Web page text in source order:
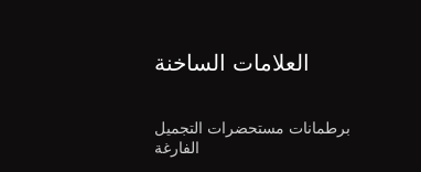
العلامات الساخنة
برطمانات مستحضرات التجميل
الفارغة